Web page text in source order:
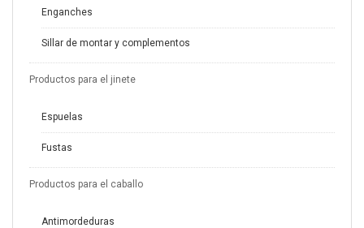
Enganches
Sillar de montar y complementos
Productos para el jinete
Espuelas
Fustas
Productos para el caballo
Antimordeduras